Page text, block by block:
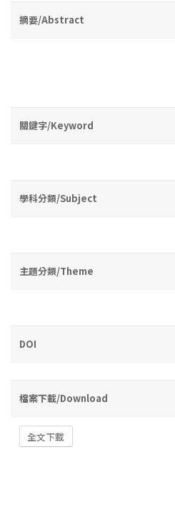
摘要/Abstract
關鍵字/Keyword
學科分類/Subject
主題分類/Theme
DOI
檔案下載/Download
全文下載